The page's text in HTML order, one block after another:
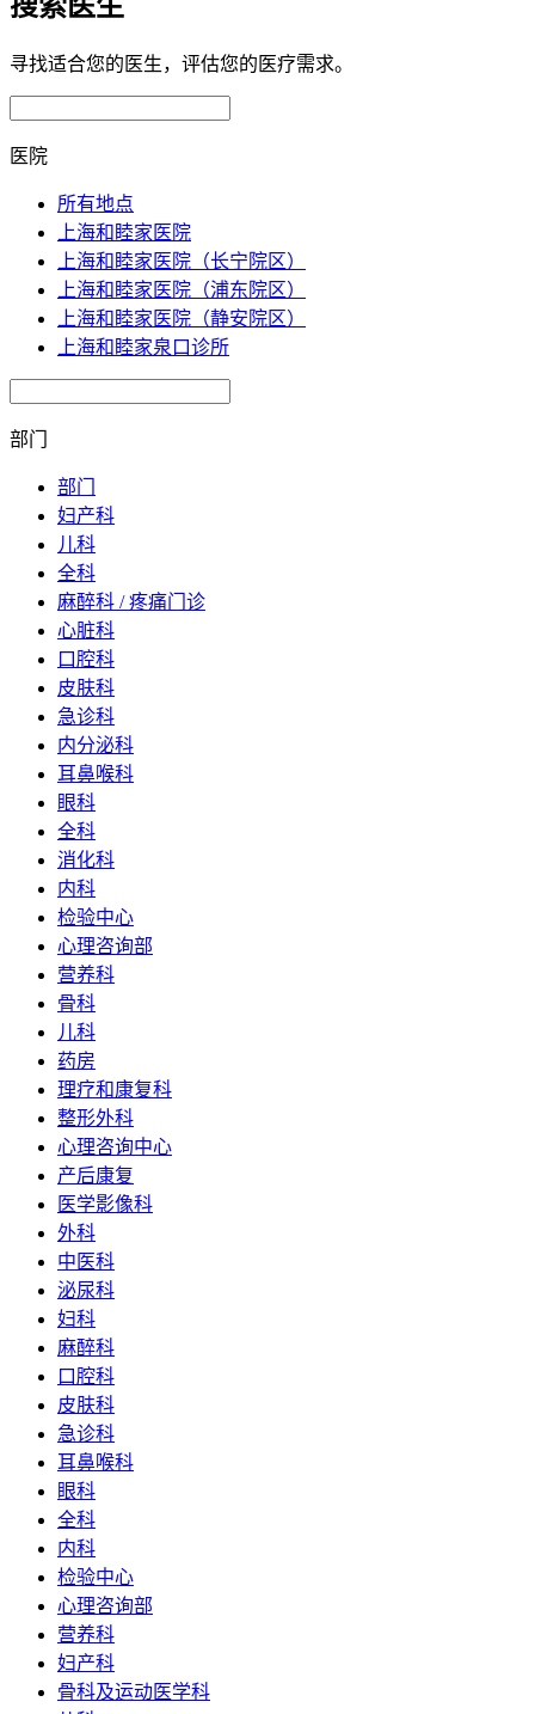
搜索医生
寻找适合您的医生，评估您的医疗需求。
医院
所有地点
上海和睦家医院
上海和睦家医院（长宁院区）
上海和睦家医院（浦东院区）
上海和睦家医院（静安院区）
上海和睦家泉口诊所
部门
部门
妇产科
儿科
全科
麻醉科 / 疼痛门诊
心脏科
口腔科
皮肤科
急诊科
内分泌科
耳鼻喉科
眼科
全科
消化科
内科
检验中心
心理咨询部
营养科
骨科
儿科
药房
理疗和康复科
整形外科
心理咨询中心
产后康复
医学影像科
外科
中医科
泌尿科
妇科
麻醉科
口腔科
皮肤科
急诊科
耳鼻喉科
眼科
全科
内科
检验中心
心理咨询部
营养科
妇产科
骨科及运动医学科